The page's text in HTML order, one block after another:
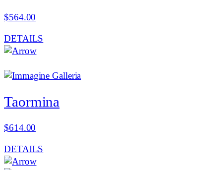
$564.00
DETAILS
Taormina
$614.00
DETAILS